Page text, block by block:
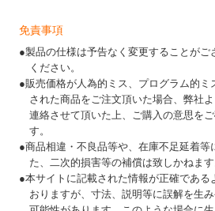
免責事項
●製品の仕様は予告なく変更することがご
ください。
●販売価格が人為的ミス、プログラム的ミ
された商品をご注文頂いた場合、弊社
連絡させて頂いた上、ご購入の意思を
す。
●商品相違・不良品等や、在庫不足延着等
た、二次的損害等の補償は致しかねます
●本サイトに記載された情報が正確である
おりますが、寸法、説明等に誤解を生